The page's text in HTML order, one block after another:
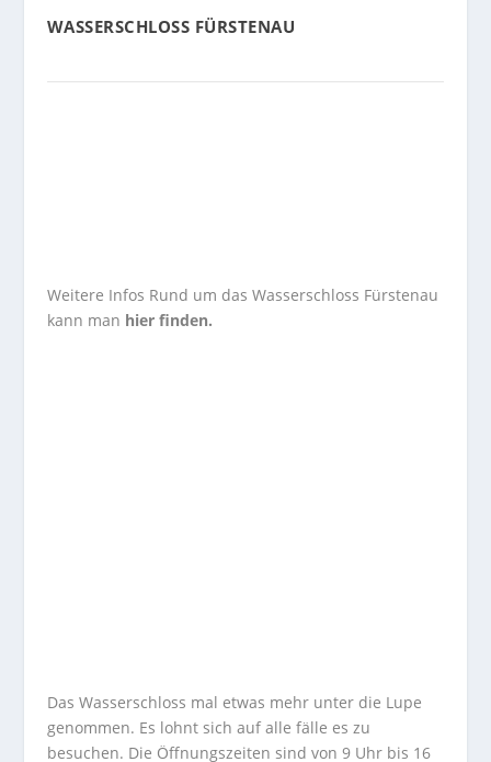
WASSERSCHLOSS FÜRSTENAU
Weitere Infos Rund um das Wasserschloss Fürstenau
kann man hier finden.
Das Wasserschloss mal etwas mehr unter die Lupe
genommen. Es lohnt sich auf alle fälle es zu
besuchen. Die Öffnungszeiten sind von 9 Uhr bis 16